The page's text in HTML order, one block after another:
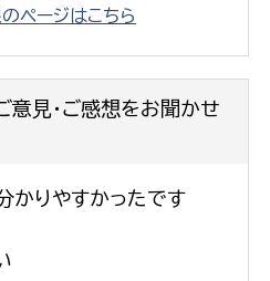
ページはこちら
意見・ご感想をお聞かせ
かりやすかったです